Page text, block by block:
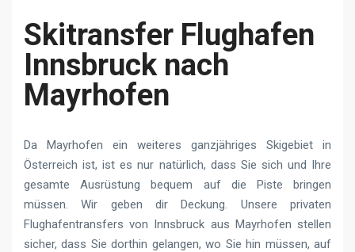
Skitransfer Flughafen
Innsbruck nach
Mayrhofen
Da Mayrhofen ein weiteres ganzjähriges Skigebiet in
Österreich ist, ist es nur natürlich, dass Sie sich und Ihre
gesamte Ausrüstung bequem auf die Piste bringen
müssen. Wir geben dir Deckung. Unsere privaten
Flughafentransfers von Innsbruck aus Mayrhofen stellen
sicher, dass Sie dorthin gelangen, wo Sie hin müssen, auf